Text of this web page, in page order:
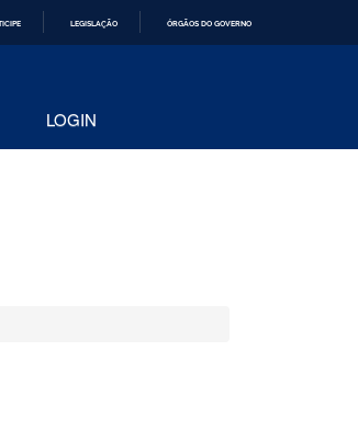
LEGISLAÇÃO ÓRGÃOS DO GOVERNO
LOGIN